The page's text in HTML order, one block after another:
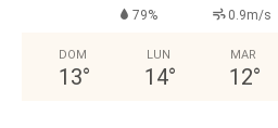
79% 0.9m/s
DOM
13°
LUN
14°
MAR
12°